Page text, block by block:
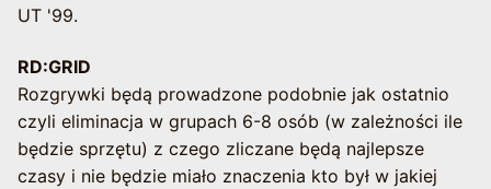
UT '99.
RD:GRID
Rozgrywki będą prowadzone podobnie jak ostatnio
czyli eliminacja w grupach 6-8 osób (w zależności ile
będzie sprzętu) z czego zliczane będą najlepsze
czasy i nie będzie miało znaczenia kto był w jakiej